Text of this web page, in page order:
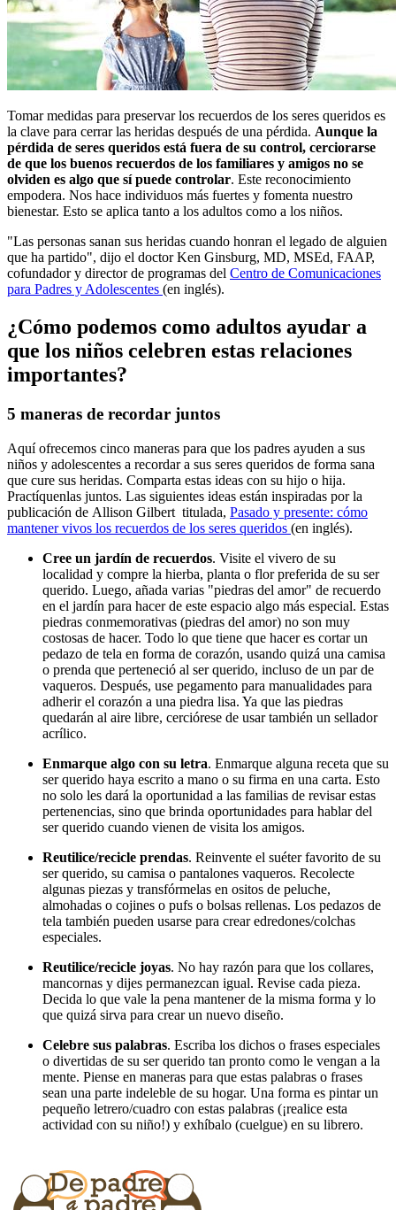
Tomar medidas para preservar los recuerdos de los seres queridos es
la clave para cerrar las heridas después de una pérdida. Aunque la
pérdida de seres queridos está fuera de su control, cerciorarse
de que los buenos recuerdos de los familiares y amigos no se
olviden es algo que sí puede controlar. Este reconocimiento
empodera. Nos hace individuos más fuertes y fomenta nuestro
bienestar. Esto se aplica tanto a los adultos como a los niños.
"Las personas sanan sus heridas cuando honran el legado de alguien
que ha partido", dijo el doctor Ken Ginsburg, MD, MSEd, FAAP,
cofundador y director de programas del Centro de Comunicaciones
para Padres y Adolescentes (en inglés).
¿Cómo podemos como adultos ayudar a
que los niños celebren estas relaciones
importantes?
5 maneras de recordar juntos
Aquí ofrecemos cinco maneras para que los padres ayuden a sus
niños y adolescentes a recordar a sus seres queridos de forma sana
que cure sus heridas. Comparta estas ideas con su hijo o hija.
Practíquenlas juntos. Las siguientes ideas están inspiradas por la
publicación de Allison Gilbert titulada, Pasado y presente: cómo
mantener vivos los recuerdos de los seres queridos (en inglés).
Cree un jardín de recuerdos. Visite el vivero de su
localidad y compre la hierba, planta o flor preferida de su ser
querido. Luego, añada varias "piedras del amor" de recuerdo
en el jardín para hacer de este espacio algo más especial. Estas
piedras conmemorativas (piedras del amor) no son muy
costosas de hacer. Todo lo que tiene que hacer es cortar un
pedazo de tela en forma de corazón, usando quizá una camisa
o prenda que perteneció al ser querido, incluso de un par de
vaqueros. Después, use pegamento para manualidades para
adherir el corazón a una piedra lisa. Ya que las piedras
quedarán al aire libre, cerciórese de usar también un sellador
acrílico.
Enmarque algo con su letra. Enmarque alguna receta que su
ser querido haya escrito a mano o su firma en una carta. Esto
no solo les dará la oportunidad a las familias de revisar estas
pertenencias, sino que brinda oportunidades para hablar del
ser querido cuando vienen de visita los amigos.
Reutilice/recicle prendas. Reinvente el suéter favorito de su
ser querido, su camisa o pantalones vaqueros. Recolecte
algunas piezas y transfórmelas en ositos de peluche,
almohadas o cojines o pufs o bolsas rellenas. Los pedazos de
tela también pueden usarse para crear edredones/colchas
especiales.
Reutilice/recicle joyas. No hay razón para que los collares,
mancornas y dijes permanezcan igual. Revise cada pieza.
Decida lo que vale la pena mantener de la misma forma y lo
que quizá sirva para crear un nuevo diseño.
Celebre sus palabras. Escriba los dichos o frases especiales
o divertidas de su ser querido tan pronto como le vengan a la
mente. Piense en maneras para que estas palabras o frases
sean una parte indeleble de su hogar. Una forma es pintar un
pequeño letrero/cuadro con estas palabras (¡realice esta
actividad con su niño!) y exhíbalo (cuelgue) en su librero.